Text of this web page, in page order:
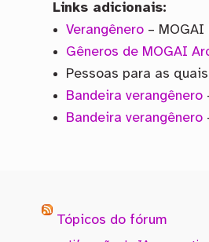
Links adicionais:
Verangênero– MOGAI
Gêneros de MOGAI
Pessoas para as
Bandeira verangênero
Bandeira verangênero
Tópicos do fórum